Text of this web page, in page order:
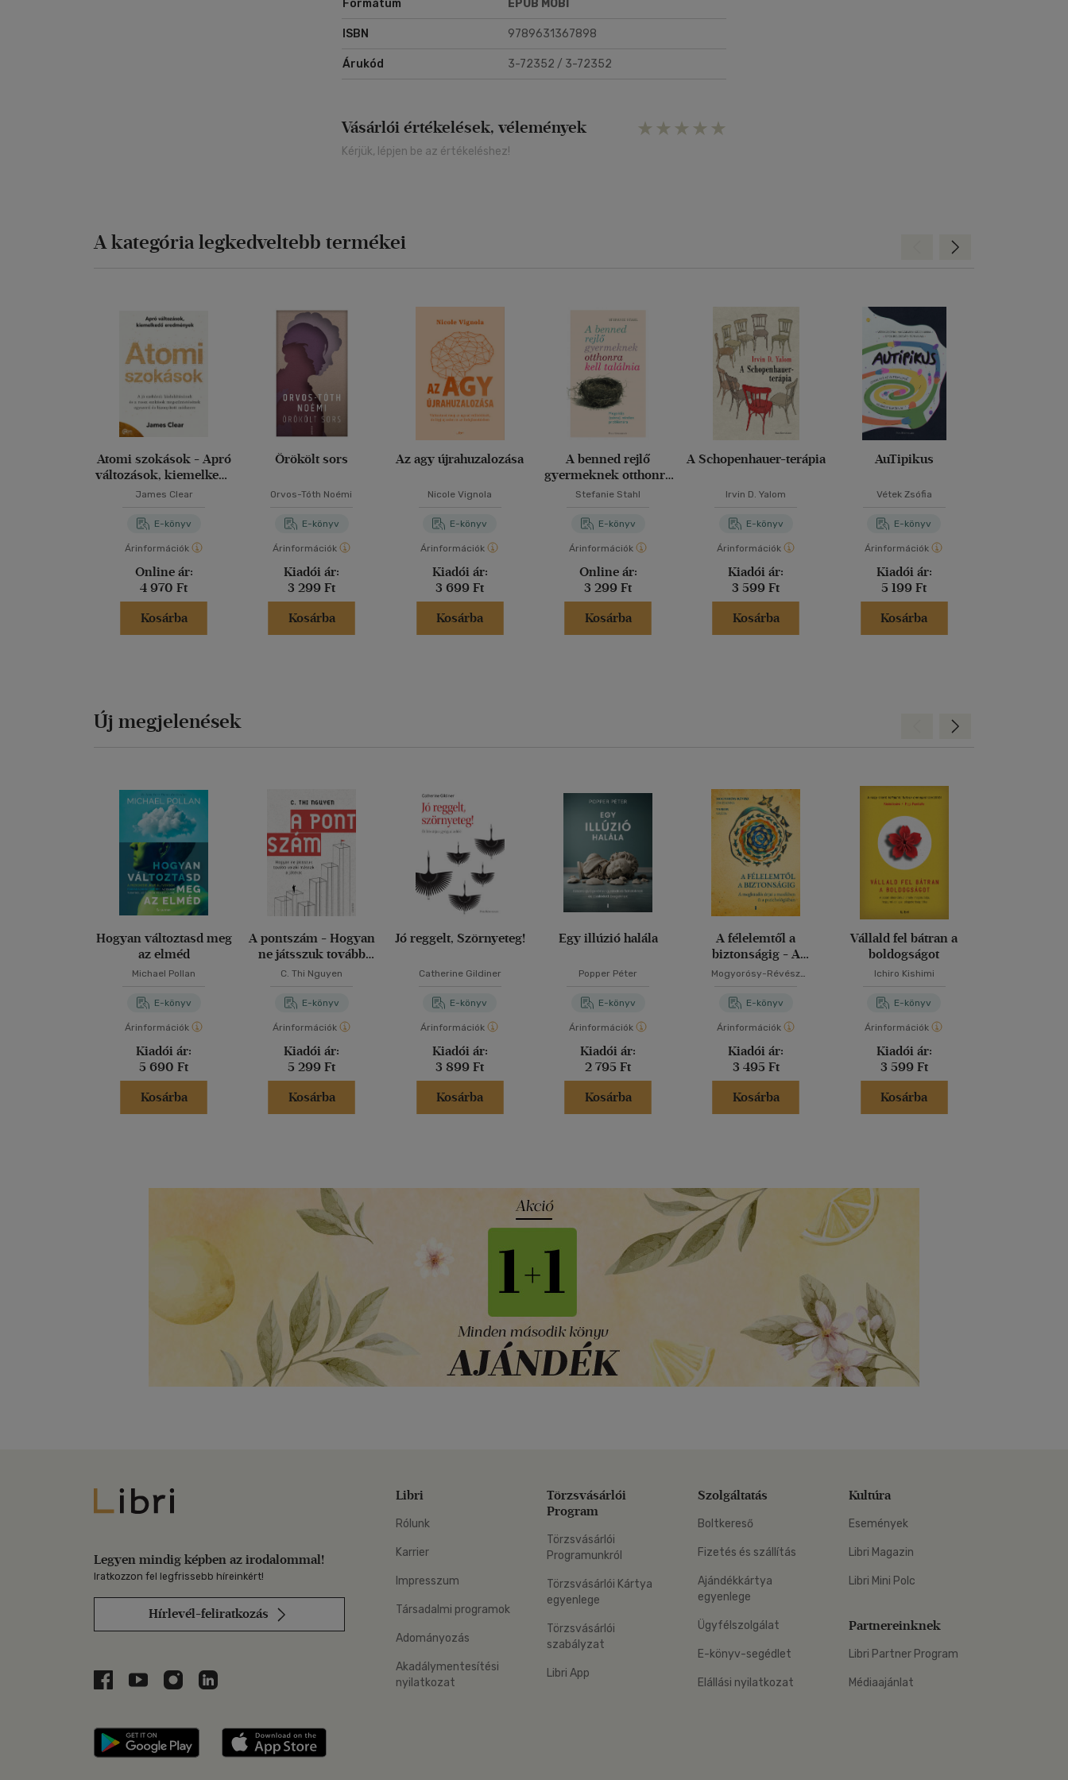
Formátum EPUB MOBI
ISBN 9789631367898
Árukód 3-72352 / 3-72352
Vásárlói értékelések, vélemények
Kérjük, lépjen be az értékeléshez!
A kategória legkedveltebb termékei
Atomi szokások - Apró
változások, kiemelkedő
eredmények
James Clear
E-könyv
Árinformációk
Online ár:
4 970 Ft
Kosárba
Örökölt sors
Orvos-Tóth Noémi
E-könyv
Árinformációk
Kiadói ár:
3 299 Ft
Kosárba
Az agy újrahuzalozása
Nicole Vignola
E-könyv
Árinformációk
Kiadói ár:
3 699 Ft
Kosárba
A benned rejlő
gyermeknek otthonra
kell találnia
Stefanie Stahl
E-könyv
Árinformációk
Online ár:
3 299 Ft
Kosárba
A Schopenhauer-terápia
Irvin D. Yalom
E-könyv
Árinformációk
Kiadói ár:
3 599 Ft
Kosárba
AuTipikus
Vétek Zsófia
E-könyv
Árinformációk
Kiadói ár:
5 199 Ft
Kosárba
Előre
Új megjelenések
Hogyan változtasd meg
az elméd
Michael Pollan
E-könyv
Árinformációk
Kiadói ár:
5 690 Ft
Kosárba
A pontszám - Hogyan
ne játsszuk tovább
valaki másnak a játékát
C. Thi Nguyen
E-könyv
Árinformációk
Kiadói ár:
5 299 Ft
Kosárba
Jó reggelt, Szörnyeteg!
Catherine Gildiner
E-könyv
Árinformációk
Kiadói ár:
3 899 Ft
Kosárba
Egy illúzió halála
Popper Péter
E-könyv
Árinformációk
Kiadói ár:
2 795 Ft
Kosárba
A félelemtől a
biztonságig - A
megküzdés útjai a
pszichológiában
Mogyorósy-Révész
E-könyv
Árinformációk
Kiadói ár:
3 495 Ft
Kosárba
Vállald fel bátran a
boldogságot
Ichiro Kishimi
E-könyv
Árinformációk
Kiadói ár:
3 599 Ft
Kosárba
Előre
Libri
Legyen mindig képben az irodalommal!
Iratkozzon fel legfrissebb híreinkért!
Hírlevél-feliratkozás
Libri a Facebookon
Libri a Youtube-on
Libri az Instagramon
Libri a LinkedInen
Libri applikáció Szerezd meg: Google Play
Libri
Rólunk
Karrier
Impresszum
Társadalmi programok
Adományozás
Akadálymentesítési
nyilatkozat
Törzsvásárlói
Program
Törzsvásárlói
Programunkról
Törzsvásárlói Kártya
egyenlege
Törzsvásárlói
szabályzat
Libri App
Szolgáltatás
Boltkereső
Fizetés és szállítás
Ajándékkártya
egyenlege
Ügyfélszolgálat
E-könyv-segédlet
Elállási nyilatkozat
Kultúra
Események
Libri Magazin
Libri Mini Polc
Partnereinknek
Libri Partner Program
Médiaajánlat